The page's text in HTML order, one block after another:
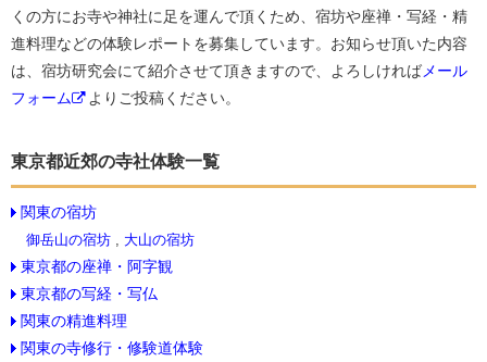
くの方にお寺や神社に足を運んで頂くため、宿坊や座禅・写経・精
進料理などの体験レポートを募集しています。お知らせ頂いた内容
は、宿坊研究会にて紹介させて頂きますので、よろしければメール
フォーム
よりご投稿ください。
東京都近郊の寺社体験一覧
関東の宿坊
御岳山の宿坊 , 大山の宿坊
東京都の座禅・阿字観
東京都の写経・写仏
関東の精進料理
関東の寺修行・修験道体験